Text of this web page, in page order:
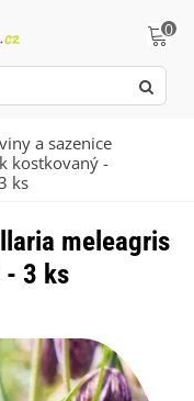
0
a sazenice
kostkovaný -
ks
meleagris
- 3 ks